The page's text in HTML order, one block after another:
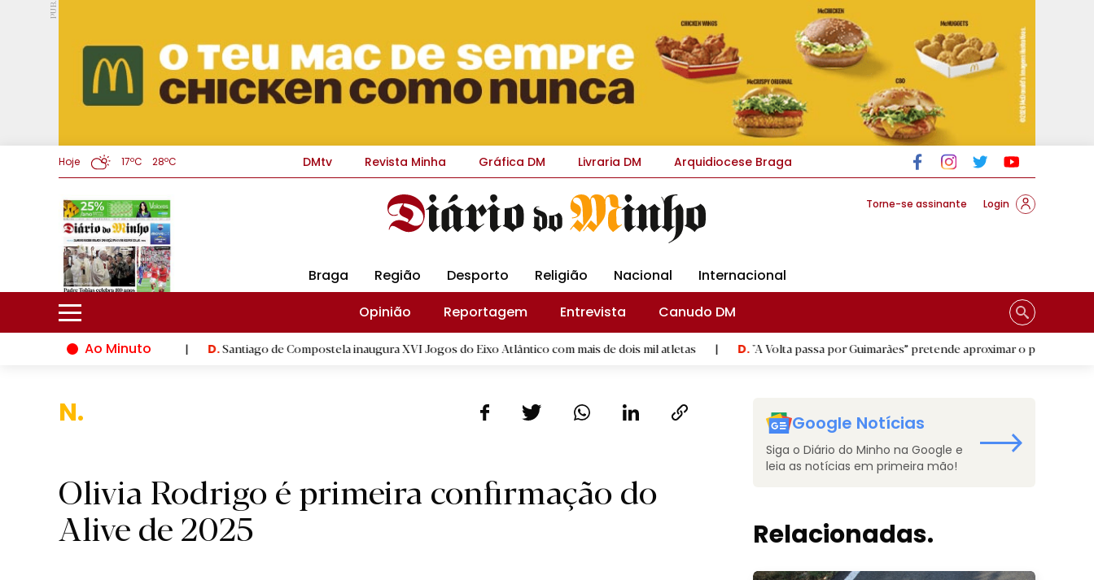
PUB.
Hoje 17ºC 28ºC DMtv Revista Minha Gráfica DM Livraria DM Arquidiocese Braga
Torne-se assinante Login
Braga Região Desporto Religião Nacional
Internacional
Opinião
Reportagem Entrevista
Canudo DM
Ao Minuto
da moda D.Santiago de Compostela inaugura XVI Jogos do Eixo Atlântico com mais de dois mil atletas | D."A Volta passa por Guimarães” pretende aproximar o público do ciclismo
Nac
Olivia Rodrigo é primeira confirmação do
Alive de 2025
Google Notícias
Siga o Diário do Minho na Google e
leia as notícias em primeira mão!
Relacionadas.